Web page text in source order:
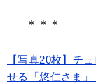
＊＊＊
【写真20枚】チ
せる「悠仁さま